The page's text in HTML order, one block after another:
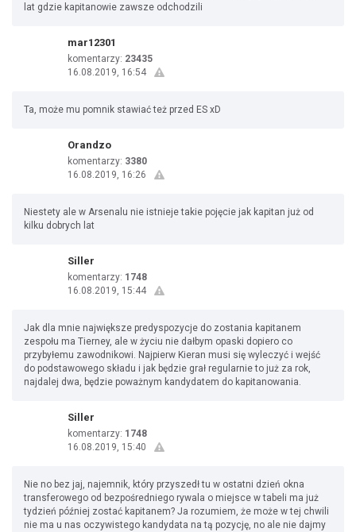
lat gdzie kapitanowie zawsze odchodzili
mar12301
komentarzy: 23435
16.08.2019, 16:54
Ta, może mu pomnik stawiać też przed ES xD
Orandzo
komentarzy: 3380
16.08.2019, 16:26
Niestety ale w Arsenalu nie istnieje takie pojęcie jak kapitan już od
kilku dobrych lat
Siller
komentarzy: 1748
16.08.2019, 15:44
Jak dla mnie największe predyspozycje do zostania kapitanem
zespołu ma Tierney, ale w życiu nie dałbym opaski dopiero co
przybyłemu zawodnikowi. Najpierw Kieran musi się wyleczyć i wejść
do podstawowego składu i jak będzie grał regularnie to już za rok,
najdalej dwa, będzie poważnym kandydatem do kapitanowania.
Siller
komentarzy: 1748
16.08.2019, 15:40
Nie no bez jaj, najemnik, który przyszedł tu w ostatni dzień okna
transferowego od bezpośredniego rywala o miejsce w tabeli ma już
tydzień później zostać kapitanem? Ja rozumiem, że może w tej chwili
nie ma u nas oczywistego kandydata na tą pozycję, no ale nie dajmy